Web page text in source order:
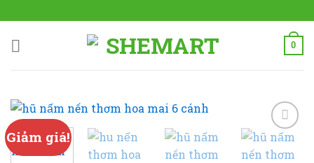
to
content
0
Giảm giá!
Add to
wishlist